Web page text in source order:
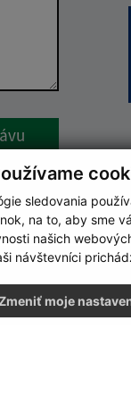
sledovania
na to, aby sme
našich
návštevníci
moje